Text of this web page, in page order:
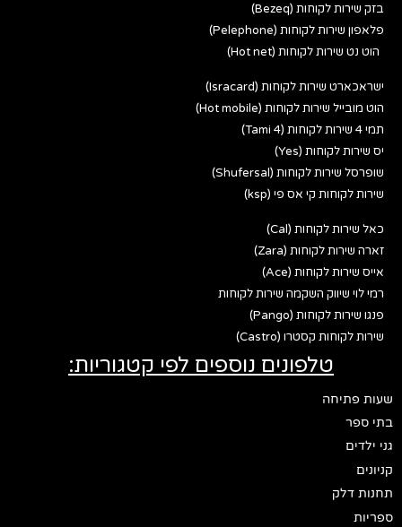
בזק שירות לקוחות (Bezeq)
פלאפון שירות לקוחות (Pelephone)
הוט נט שירות לקוחות (Hot net)
ישראכארט שירות לקוחות (Isracard)
הוט מובייל שירות לקוחות (Hot mobile)
תמי 4 שירות לקוחות (Tami 4)
יס שירות לקוחות (Yes)
שופרסל שירות לקוחות (Shufersal)
שירות לקוחות קי אס פי (ksp)
כאל שירות לקוחות (Cal)
זארה שירות לקוחות (Zara)
אייס שירות לקוחות (Ace)
רמי לוי שיווק השקמה שירות לקוחות
פנגו שירות לקוחות (Pango)
שירות לקוחות קסטרו (Castro)
טלפונים נוספים לפי קטגוריות:
שעות פתיחה
בתי ספר
גני ילדים
קניונים
תחנות דלק
ספריות